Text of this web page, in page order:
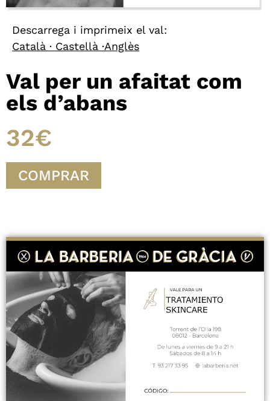
Descarrega i imprimeix el val:
Català · Castellà ·Anglès
Val per un afaitat com
els d’abans
32€
COMPRAR